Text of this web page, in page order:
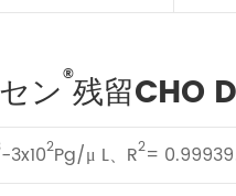
ン®残留CHO
-3x102Pg/μ L、R2=